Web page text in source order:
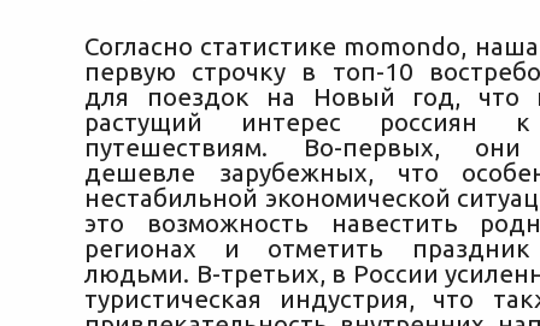
Согласно статистике momondo,
первую строчку в топ-10
для поездок на Новый год, что
растущий интерес россиян к
путешествиям. Во-первых, они
дешевле зарубежных, что
нестабильной экономической
это возможность навестить
регионах и отметить
людьми. В-третьих, в России
туристическая индустрия, что